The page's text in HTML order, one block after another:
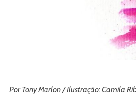
Por Tony Marlon / Ilustração: Camila